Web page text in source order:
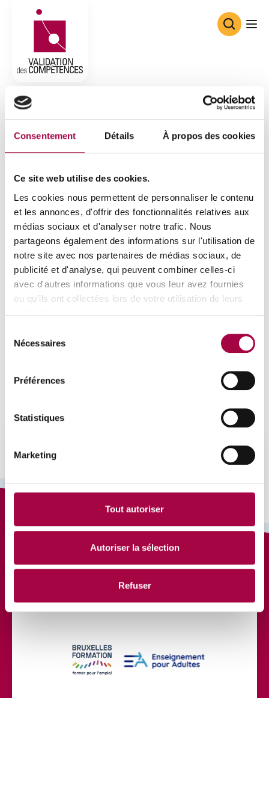
Consentement Détails À propos des cookies
Ce site web utilise des cookies.
Les cookies nous permettent de personnaliser le contenu
et les annonces, d'offrir des fonctionnalités relatives aux
médias sociaux et d'analyser notre trafic. Nous
partageons également des informations sur l'utilisation de
notre site avec nos partenaires de médias sociaux, de
publicité et d'analyse, qui peuvent combiner celles-ci
avec d'autres informations que vous leur avez fournies
ou qu'ils ont collectées lors de votre utilisation de leurs
Nécessaires
Préférences
Statistiques
Marketing
Tout autoriser
Autoriser la sélection
Refuser
Consortium de Validation des